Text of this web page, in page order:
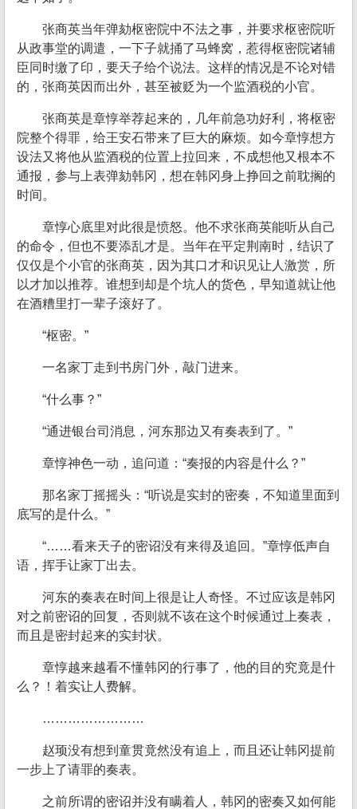
张商英当年弹劾枢密院中不法之事，并要求枢密院听
从政事堂的调遣，一下子就捅了马蜂窝，惹得枢密院诸辅
臣同时缴了印，要天子给个说法。这样的情况是不论对错
的，张商英因而出外，甚至被贬为一个监酒税的小官。
张商英是章惇举荐起来的，几年前急功好利，将枢密
院整个得罪，给王安石带来了巨大的麻烦。如今章惇想方
设法又将他从监酒税的位置上拉回来，不成想他又根本不
通报，参与上表弹劾韩冈，想在韩冈身上挣回之前耽搁的
时间。
章惇心底里对此很是愤怒。他不求张商英能听从自己
的命令，但也不要添乱才是。当年在平定荆南时，结识了
仅仅是个小官的张商英，因为其口才和识见让人激赏，所
以才加以推荐。谁想到却是个坑人的货色，早知道就让他
在酒糟里打一辈子滚好了。
“枢密。”
一名家丁走到书房门外，敲门进来。
“什么事？”
“通进银台司消息，河东那边又有奏表到了。”
章惇神色一动，追问道：“奏报的内容是什么？”
那名家丁摇摇头：“听说是实封的密奏，不知道里面到
底写的是什么。”
“……看来天子的密诏没有来得及追回。”章惇低声自
语，挥手让家丁出去。
河东的奏表在时间上很是让人奇怪。不过应该是韩冈
对之前密诏的回复，否则就不该在这个时候通过上奏表，
而且是密封起来的实封状。
章惇越来越看不懂韩冈的行事了，他的目的究竟是什
么？！着实让人费解。
……………………
赵顼没有想到童贯竟然没有追上，而且还让韩冈提前
一步上了请罪的奏表。
之前所谓的密诏并没有瞒着人，韩冈的密奏又如何能